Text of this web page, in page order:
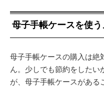
母子手帳ケースを使
母子手帳ケースの購入は絶
ん。少しでも節約をした
が、母子手帳ケースがある